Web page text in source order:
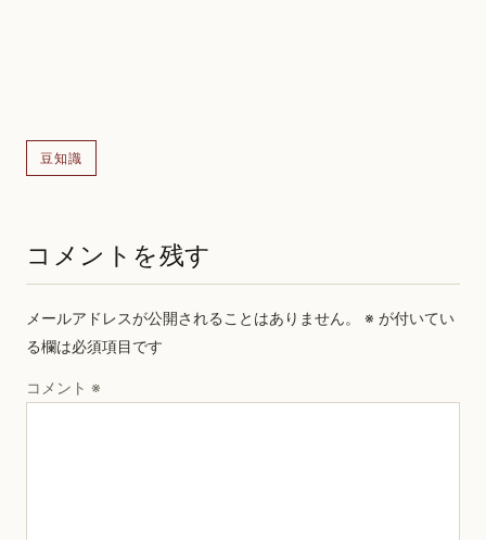
豆知識
コメントを残す
メールアドレスが公開されることはありません。 ※ が付いてい
る欄は必須項目です
コメント ※